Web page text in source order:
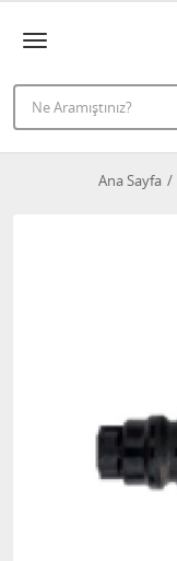
Ana Sayfa